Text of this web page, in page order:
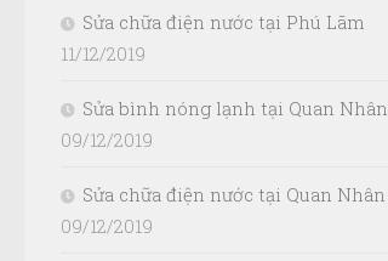
Sửa chữa điện nước tại Phú Lãm
11/12/2019
Sửa bình nóng lạnh tại Quan Nhân
09/12/2019
Sửa chữa điện nước tại Quan Nhân
09/12/2019